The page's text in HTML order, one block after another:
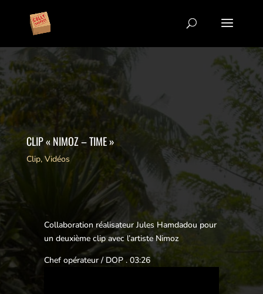
CLIP « NIMOZ – TIME »
Clip, Vidéos
Collaboration réalisateur Jules Hamdadou pour
un deuxième clip avec l’artiste Nimoz
Chef opérateur / DOP . 03:26